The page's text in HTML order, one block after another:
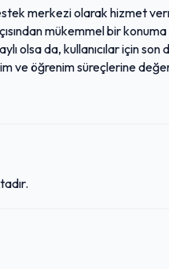
merkezi olarak hizmet
mükemmel bir
olsa da, kullanıcılar için
ve öğrenim süreçlerine
edilen bu merkez, sunduğu